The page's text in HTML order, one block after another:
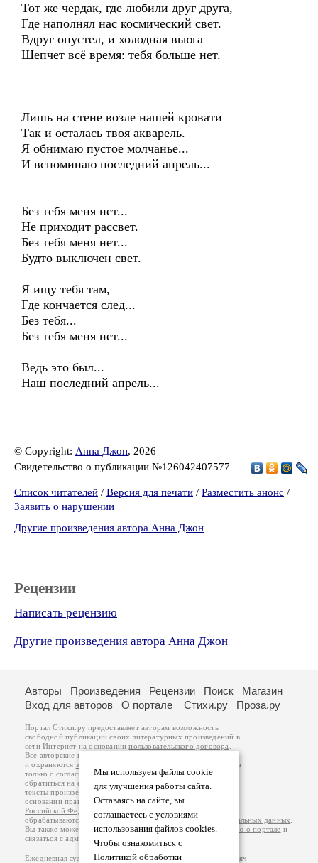
Тот же чердак, где любили друг друга,
Где наполнял нас космический свет.
Вдруг опустел, и холодная вьюга
Шепчет всё время: тебя больше нет.
Лишь на стене возле нашей кровати
Так и осталась твоя акварель.
Я обнимаю пустое молчанье...
И вспоминаю последний апрель...
Без тебя меня нет...
Не приходит рассвет.
Без тебя меня нет...
Будто выключен свет.
Я ищу тебя там,
Где кончается след...
Без тебя...
Без тебя меня нет...
Ведь это был...
Наш последний апрель...
© Copyright: Анна Джон, 2026
Свидетельство о публикации №126042407577
Список читателей / Версия для печати / Разместить анонс /
Заявить о нарушении
Другие произведения автора Анна Джон
Рецензии
Написать рецензию
Другие произведения автора Анна Джон
Мы используем файлы cookie
для улучшения работы сайта.
Оставаясь на сайте, вы
соглашаетесь с условиями
использования файлов cookies.
Чтобы ознакомиться с
Политикой обработки
Авторы Произведения Рецензии Поиск
Магазин
Вход для авторов
О портале Стихи.ру Проза.ру
Портал Стихи.ру предоставляет авторам возможность
свободной публикации своих литературных произведений в
сети Интернет на основаниипользовательского договора
Все авторские права на произведения принадлежат авторам
и охраняются законом
. Перепечатка произведений возможна
только с согласия его автора, к которому вы можете
обратиться на его авторской странице. Ответственность за
тексты произведений авторы несут самостоятельно на
основанииправил публикацииизаконодательства
Российской Федерации
обрабатываются на основанииПолитики обработки персональных данных
Вы также можете посмотреть более подробнуюинформацию о портале и
связаться с администрацией
Ежедневная аудитория портала Стихи.ру – порядка 200 тысяч